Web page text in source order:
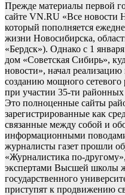
Прежде материалы первой
сайте VN.RU «Все новости
который пополняется
жизни Новосибирска,
«Бердск»). Однако с 1
дом «Советская Сибирь»,
новости», начал
созданию мощного сетевого
при участии 35-ти районных
Это полноценные сайты
зарегистрированные как
связанные между собой и
информационными
журналисты газет прошли
«Журналистика по-
экспертами Высшей школы
государственного
приступят к продвижению